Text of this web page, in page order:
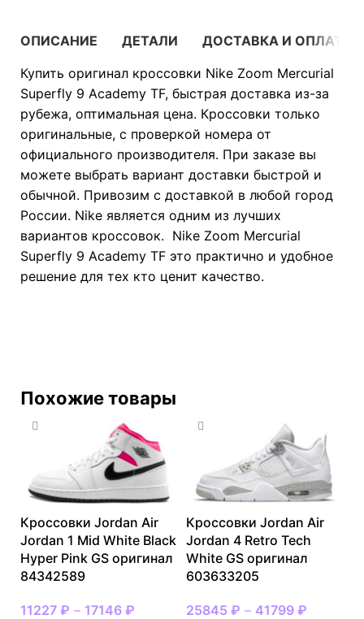
ОПИСАНИЕ ДЕТАЛИ
ДОСТАВКА И ОПЛАТА
Купить оригинал кроссовки Nike Zoom Mercurial
Superfly 9 Academy TF, быстрая доставка из-за
рубежа, оптимальная цена. Кроссовки только
оригинальные, с проверкой номера от
официального производителя. При заказе вы
можете выбрать вариант доставки быстрой и
обычной. Привозим с доставкой в любой город
России. Nike является одним из лучших
вариантов кроссовок. Nike Zoom Mercurial
Superfly 9 Academy TF это практично и удобное
решение для тех кто ценит качество.
Похожие товары
Кроссовки Jordan Air
Jordan 1 Mid White Black
Hyper Pink GS оригинал
84342589
11227 ₽ – 17146 ₽
Кроссовки Jordan Air
Jordan 4 Retro Tech
White GS оригинал
603633205
25845 ₽ – 41799 ₽